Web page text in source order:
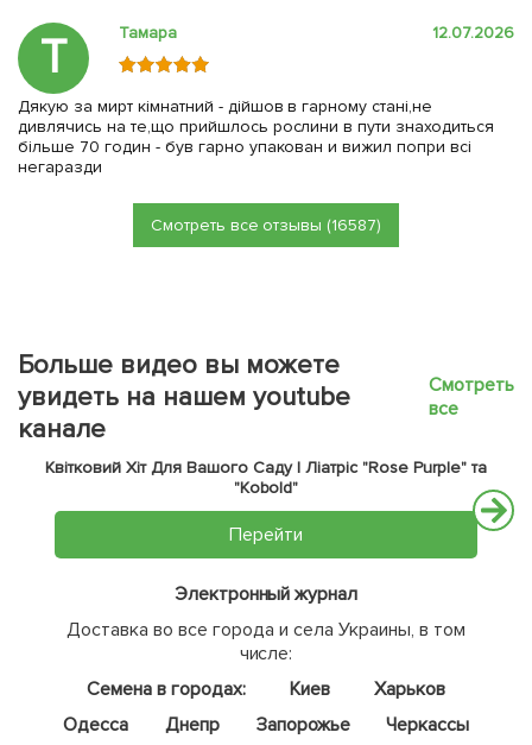
Т Тамара 12.07.2026
Дякую за мирт кімнатний - дійшов в гарному стані,не
дивлячись на те,що прийшлось рослини в пути знаходиться
більше 70 годин - був гарно упакован и вижил попри всі
негаразди
Смотреть все отзывы (16587)
Больше видео вы можете
увидеть на нашем youtube
канале
Смотреть
все
Квітковий Хіт Для Вашого Саду | Ліатріс "Rose Purple" та
"Kobold"
Перейти
Электронный журнал
Доставка во все города и села Украины, в том
числе:
Семена в городах:
Киев
Харьков
Одесса
Днепр Запорожье
Черкассы